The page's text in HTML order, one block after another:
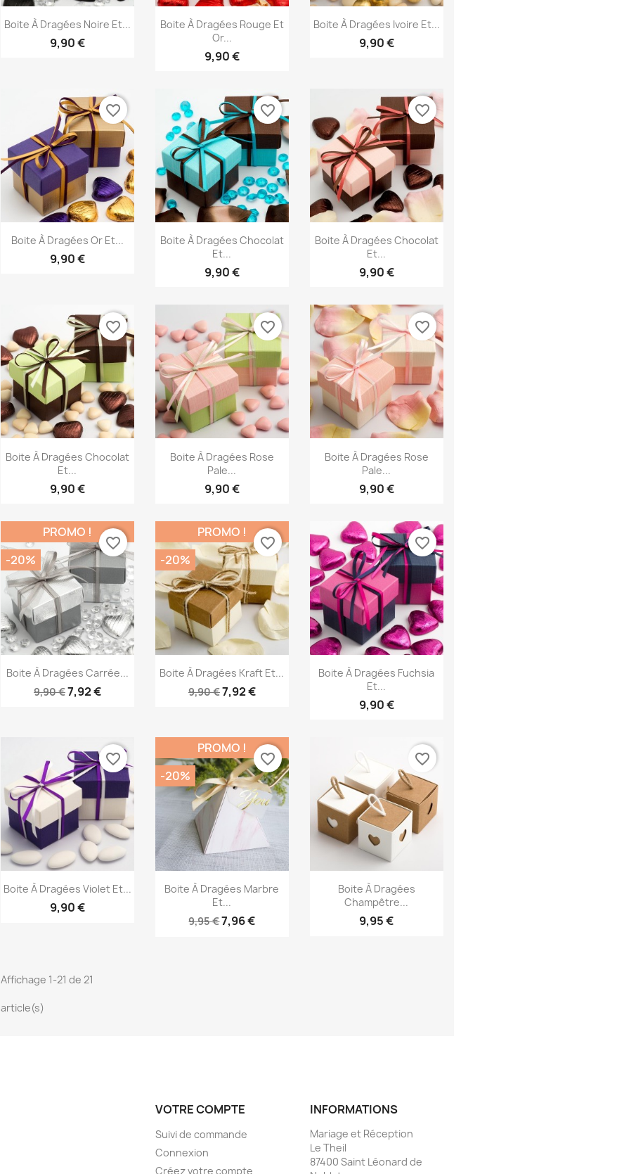
Aperçu rapide
Boite À Dragées Noire Et...
9,90 €
Aperçu rapide
Boite À Dragées Rouge Et
Or...
9,90 €
Aperçu rapide
Boite À Dragées Ivoire Et...
9,90 €
 Aperçu rapide
Boite À Dragées Or Et...
9,90 €
favorite_border
Aperçu rapide
Boite À Dragées Chocolat
Et...
9,90 €
favorite_border
Aperçu rapide
Boite À Dragées Chocolat
Et...
9,90 €
favorite_border
Aperçu rapide
Boite À Dragées Chocolat
Et...
9,90 €
favorite_border
Aperçu rapide
Boite À Dragées Rose
Pale...
9,90 €
favorite_border
Aperçu rapide
Boite À Dragées Rose
Pale...
9,90 €
favorite_border
Aperçu rapide
Boite À Dragées Carrée...
9,90 €7,92 €
PROMO !
-20%
favorite_border
Aperçu rapide
Boite À Dragées Kraft Et...
9,90 €7,92 €
PROMO !
-20%
favorite_border
 Aperçu rapide
Boite À Dragées Fuchsia
Et...
9,90 €
favorite_border
Aperçu rapide
Boite À Dragées Violet Et...
9,90 €
favorite_border
 Aperçu rapide
Boite À Dragées Marbre
Et...
9,95 €7,96 €
PROMO !
-20%
favorite_border
Aperçu rapide
Boite À Dragées
Champêtre...
9,95 €
favorite_border
Affichage 1-21 de 21
article(s)
VOTRE COMPTE
Suivi de commande
Connexion
Créez votre compte
INFORMATIONS
Mariage et Réception
Le Theil
87400 Saint Léonard de